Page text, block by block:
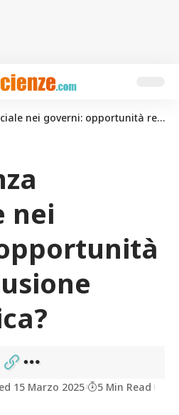
opportunità reale o illusione tecnologica?
nei
15 Marzo 2025 5 Min Read